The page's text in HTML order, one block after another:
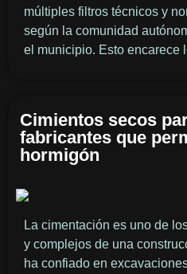
múltiples filtros técnicos y
según la comunidad
el municipio. Esto encarece
Cimientos secos
fabricantes que
hormigón
La cimentación es uno de
y complejos de una
ha confiado en